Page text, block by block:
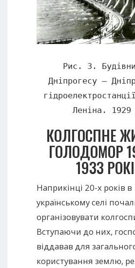
Рис. 3.
Дніпрогесу –
Леніна.
КОЛГОСПНЕ
ГОЛОДОМОР
1933
Наприкінці 20-х років в
українському селі
організовувати
Вступаючи до них,
віддавав для
користування землю,